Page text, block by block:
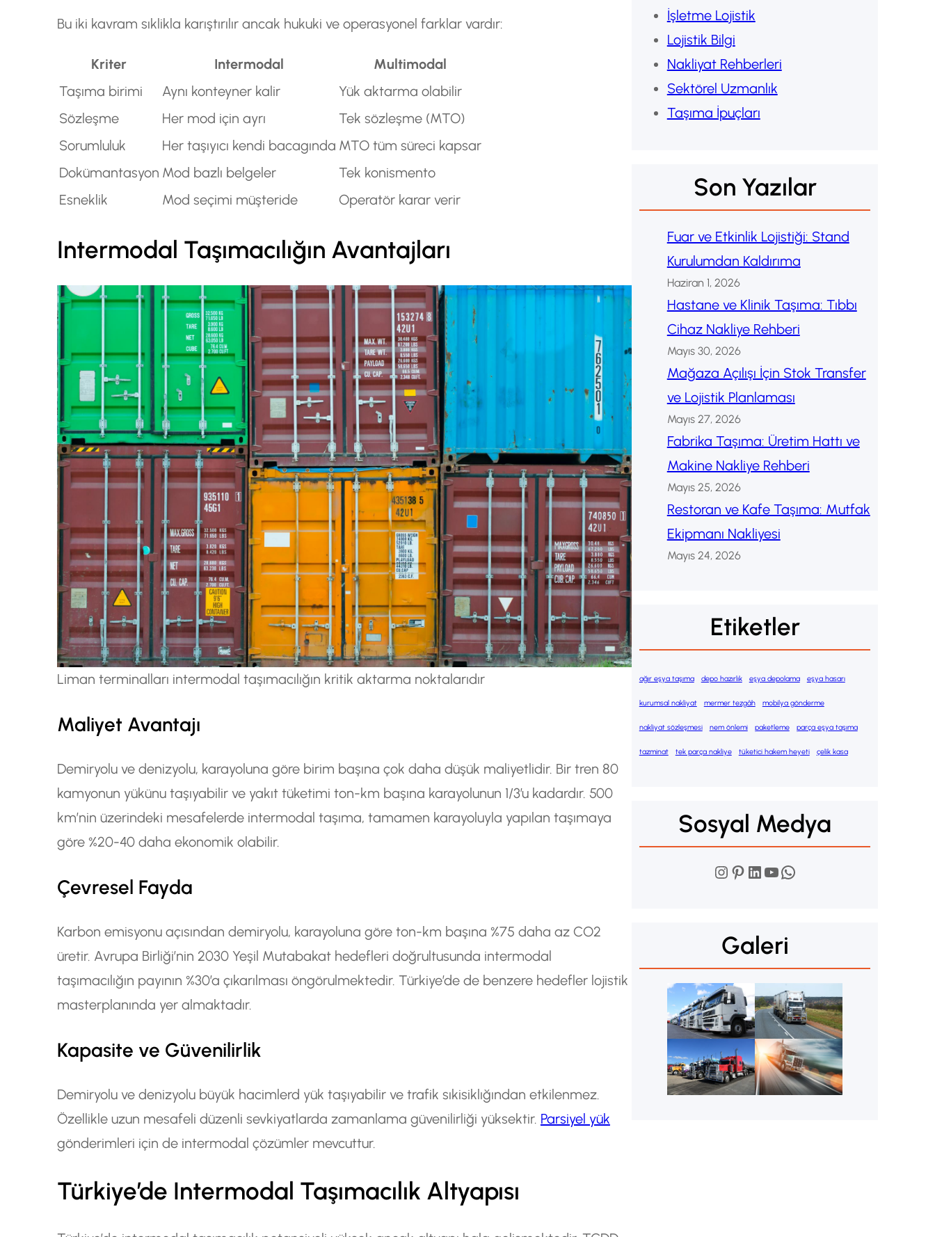
Bu iki kavram sıklikla karıştırılır ancak hukuki ve operasyonel farklar vardır:
Kriter Intermodal
Multimodal
Taşıma birimi
Aynı konteyner kalir
Yük aktarma olabilir
Sözleşme
Her mod için ayrı
Tek sözleşme (MTO)
Sorumluluk
Her taşıyıcı kendi bacagında MTO tüm süreci kapsar
Dokümantasyon Mod bazlı belgeler
Tek konismento
Esneklik
Mod seçimi müşteride Operatör karar verir
Intermodal Taşımacılığın Avantajları
Liman terminalları intermodal taşımacılığın kritik aktarma noktalarıdır
Maliyet Avantajı
Demiryolu ve denizyolu, karayoluna göre birim başına çok daha düşük maliyetlidir. Bir tren 80
kamyonun yükünu taşıyabilir ve yakıt tüketimi ton-km başına karayolunun 1/3’u kadardır. 500
km’nin üzerindeki mesafelerde intermodal taşıma, tamamen karayoluyla yapılan taşımaya
göre %20-40 daha ekonomik olabilir.
Çevresel Fayda
Karbon emisyonu açısından demiryolu, karayoluna göre ton-km başına %75 daha az CO2
üretir. Avrupa Birliği’nin 2030 Yeşil Mutabakat hedefleri doğrultusunda intermodal
taşımacılığın payının %30’a çıkarılması öngörulmektedir. Türkiye’de de benzere hedefler lojistik
masterplanında yer almaktadır.
Kapasite ve Güvenilirlik
Demiryolu ve denizyolu büyük hacimlerd yük taşıyabilir ve trafik sıkisiklığından etkilenmez.
Özellikle uzun mesafeli düzenli sevkiyatlarda zamanlama güvenilirliği yüksektir. Parsiyel yük
gönderimleri için de intermodal çözümler mevcuttur.
Türkiye’de Intermodal Taşımacılık Altyapısı
İşletme Lojistik
Lojistik Bilgi
Nakliyat Rehberleri
Sektörel Uzmanlık
Taşıma İpuçları
Son Yazılar
Fuar ve Etkinlik Lojistiği: Stand
Kurulumdan Kaldırıma
Haziran 1, 2026
Hastane ve Klinik Taşıma: Tıbbı
Cihaz Nakliye Rehberi
Mayıs 30, 2026
Mağaza Açılışı İçin Stok Transfer
ve Lojistik Planlaması
Mayıs 27, 2026
Fabrika Taşıma: Üretim Hattı ve
Makine Nakliye Rehberi
Mayıs 25, 2026
Restoran ve Kafe Taşıma: Mutfak
Ekipmanı Nakliyesi
Mayıs 24, 2026
Etiketler
ağır eşya taşıma depo hazırlık eşya depolama eşya hasarı
kurumsal nakliyat mermer tezgâh mobilya gönderme
nakliyat sözleşmesi nem önlemi paketleme parça eşya taşıma
tazminat tek parça nakliye tüketici hakem heyeti çelik kasa
Sosyal Medya
Instagram Pinterest LinkedIn YouTube WhatsApp
Galeri